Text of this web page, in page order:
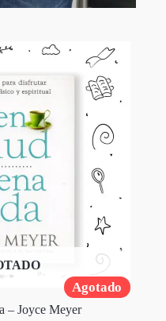
Agotado
– Joyce Meyer